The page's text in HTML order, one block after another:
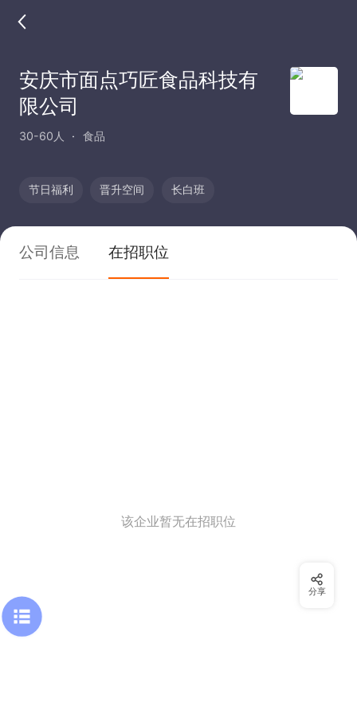
安庆市面点巧匠食品科技有
限公司
30-60人 食品
节日福利 晋升空间 长白班
公司信息 在招职位
该企业暂无在招职位
分享